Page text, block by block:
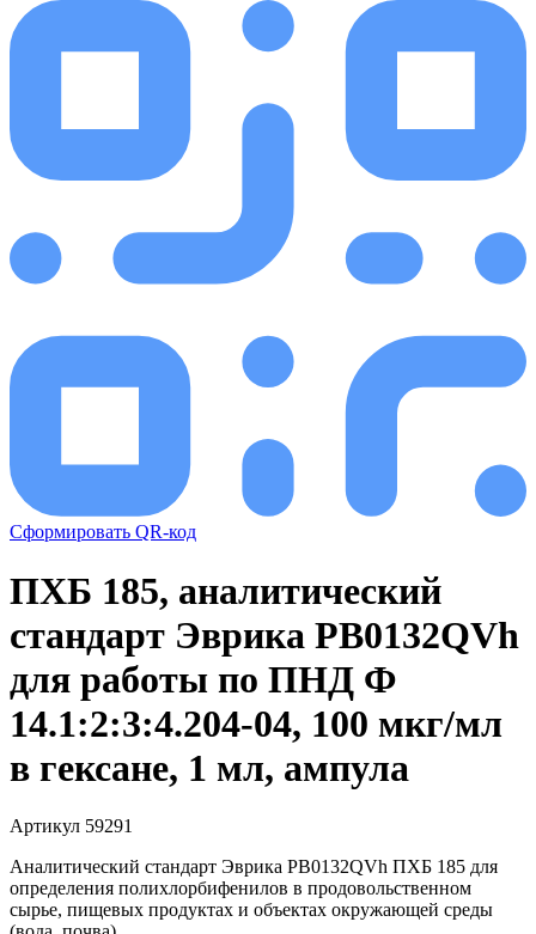
Сформировать QR-код
ПХБ 185, аналитический
стандарт Эврика PB0132QVh
для работы по ПНД Ф
14.1:2:3:4.204-04, 100 мкг/мл
в гексане, 1 мл, ампула
Артикул 59291
Аналитический стандарт Эврика PB0132QVh ПХБ 185 для
определения полихлорбифенилов в продовольственном
сырье, пищевых продуктах и объектах окружающей среды